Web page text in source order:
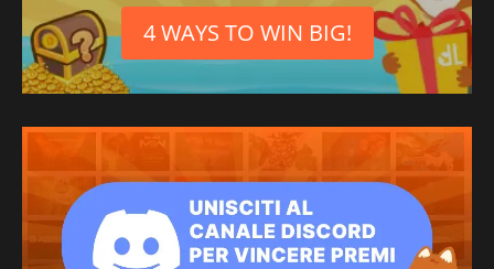
4 WAYS TO WIN BIG!